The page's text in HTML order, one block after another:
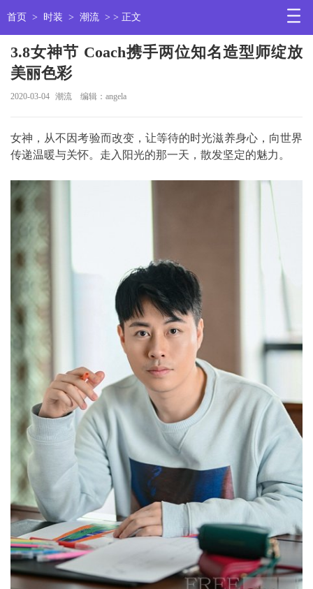
首页 > 时装 > 潮流 > > 正文
3.8女神节 Coach携手两位知名造型师绽放
美丽色彩
2020-03-04 潮流 编辑：angela
女神，从不因考验而改变，让等待的时光滋养身心，向世界
传递温暖与关怀。走入阳光的那一天，散发坚定的魅力。